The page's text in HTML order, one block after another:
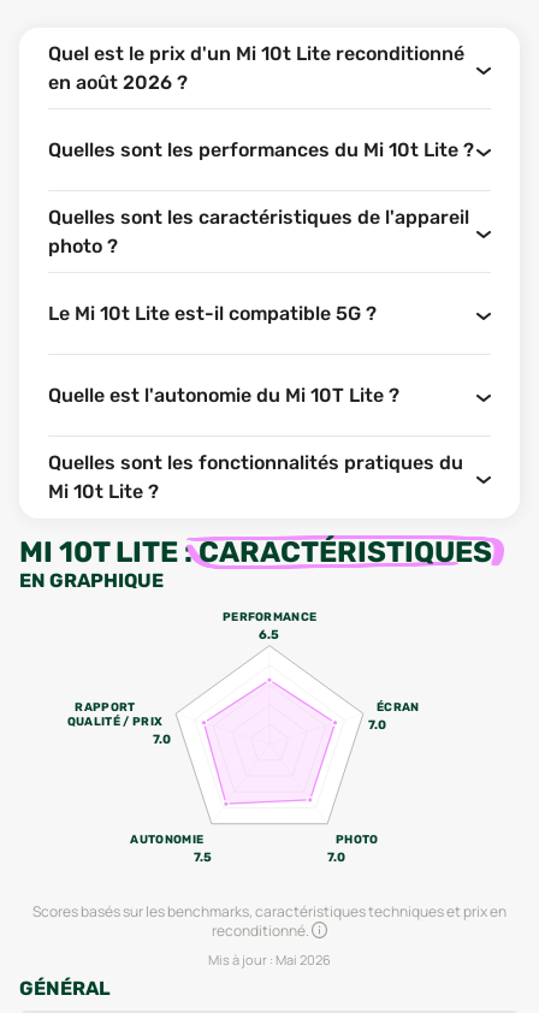
Quel est le prix d'un Mi 10t Lite reconditionné
en août 2026 ?
Quelles sont les performances du Mi 10t Lite ?
Quelles sont les caractéristiques de l'appareil
photo ?
Le Mi 10t Lite est-il compatible 5G ?
Quelle est l'autonomie du Mi 10T Lite ?
Quelles sont les fonctionnalités pratiques du
Mi 10t Lite ?
MI 10T LITE :CARACTÉRISTIQUES
EN GRAPHIQUE
PERFORMANCE
6.5
ÉCRAN
7.0
PHOTO
7.0
AUTONOMIE
7.5
RAPPORT
QUALITÉ / PRIX
7.0
Scores basés sur les benchmarks, caractéristiques techniques et prix en
reconditionné.
Mis à jour : Mai 2026
GÉNÉRAL